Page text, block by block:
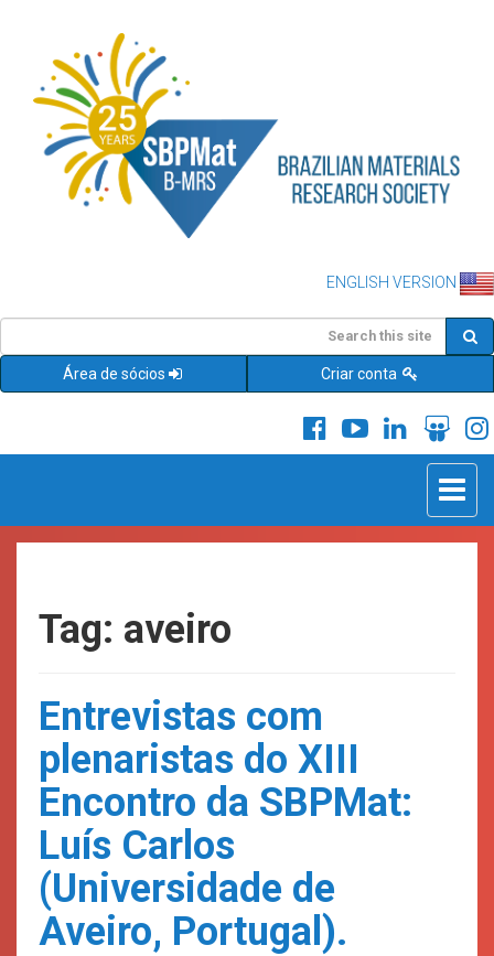
ENGLISH VERSION
Área de sócios Criar conta
Toggle
Tag: aveiro
Entrevistas com
plenaristas do XIII
Encontro da SBPMat:
Luís Carlos
(Universidade de
Aveiro, Portugal).